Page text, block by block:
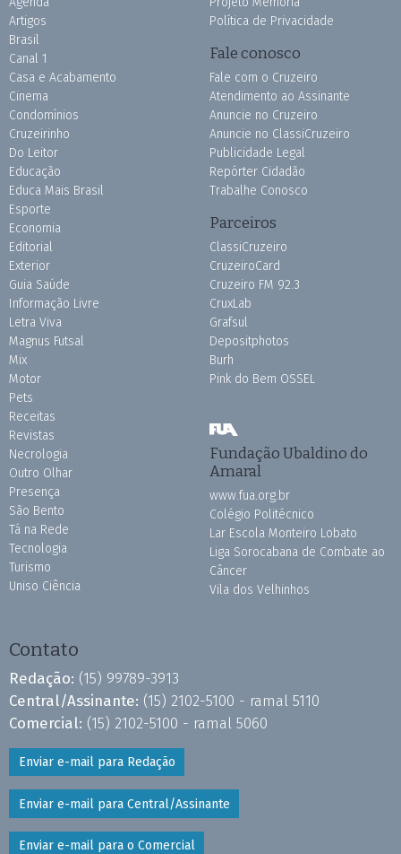
Artigos
Brasil
Canal 1
Casa e Acabamento
Cinema
Condomínios
Cruzeirinho
Do Leitor
Educação
Educa Mais Brasil
Esporte
Economia
Editorial
Exterior
Guia Saúde
Informação Livre
Letra Viva
Magnus Futsal
Mix
Motor
Pets
Receitas
Revistas
Necrologia
Outro Olhar
Presença
São Bento
Tá na Rede
Tecnologia
Turismo
Uniso Ciência
Política de Privacidade
Fale conosco
Fale com o Cruzeiro
Atendimento ao Assinante
Anuncie no Cruzeiro
Anuncie no ClassiCruzeiro
Publicidade Legal
Repórter Cidadão
Trabalhe Conosco
Parceiros
ClassiCruzeiro
CruzeiroCard
Cruzeiro FM 92.3
CruxLab
Grafsul
Depositphotos
Burh
Pink do Bem OSSEL
Fundação Ubaldino do
Amaral
www.fua.org.br
Colégio Politécnico
Lar Escola Monteiro Lobato
Liga Sorocabana de Combate ao
Câncer
Vila dos Velhinhos
Contato
Redação: (15) 99789-3913
Central/Assinante: (15) 2102-5100 - ramal 5110
Comercial: (15) 2102-5100 - ramal 5060
Enviar e-mail para Redação
Enviar e-mail para Central/Assinante
Enviar e-mail para o Comercial